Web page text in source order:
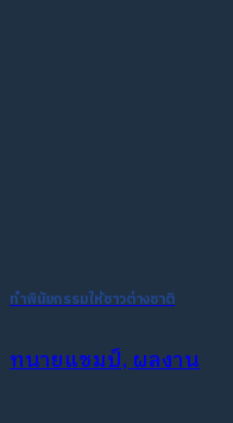
ทำพินัยกรรมให้ชาวต่างชาติ
ทนายแชมป์, ผลงาน